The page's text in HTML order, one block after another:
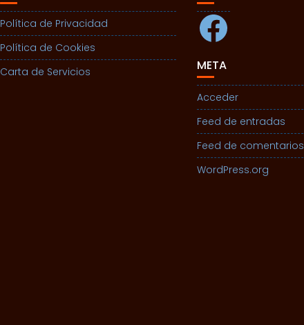
Política de Privacidad
Política de Cookies
Carta de Servicios
Facebook
META
Acceder
Feed de entradas
Feed de comentarios
WordPress.org